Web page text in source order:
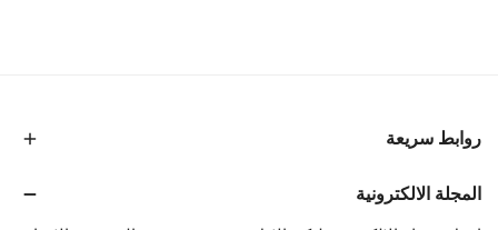
روابط سريعة
المجلة الالكترونية